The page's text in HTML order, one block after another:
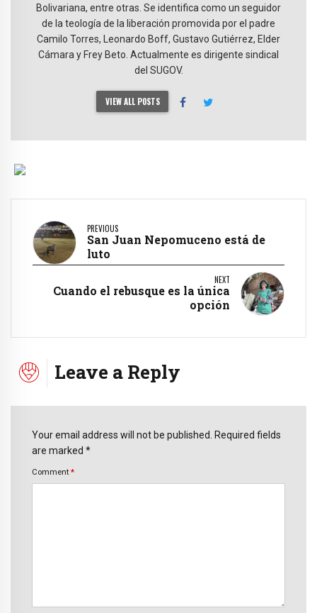
Bolivariana, entre otras. Se identifica como un seguidor
de la teología de la liberación promovida por el padre
Camilo Torres, Leonardo Boff, Gustavo Gutiérrez, Elder
Cámara y Frey Beto. Actualmente es dirigente sindical
del SUGOV.
VIEW ALL POSTS
PREVIOUS
San Juan Nepomuceno está de
luto
NEXT
Cuando el rebusque es la única
opción
Leave a Reply
Your email address will not be published. Required fields
are marked *
Comment *